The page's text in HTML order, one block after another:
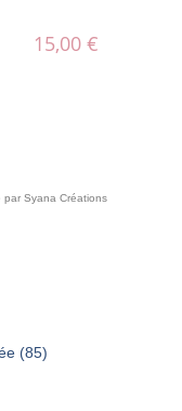
15,00 €
Syana Créations
(85)